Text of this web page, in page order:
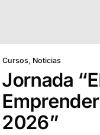
Cursos, Noticias
Jornada
2026”